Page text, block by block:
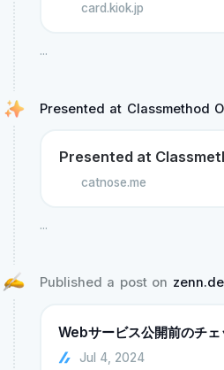
card.kiok.jp
...
Presented at Classmethod
Presented at
catnose.me
...
Published a post on
Webサービス公開前のチェ
Jul 4, 2024